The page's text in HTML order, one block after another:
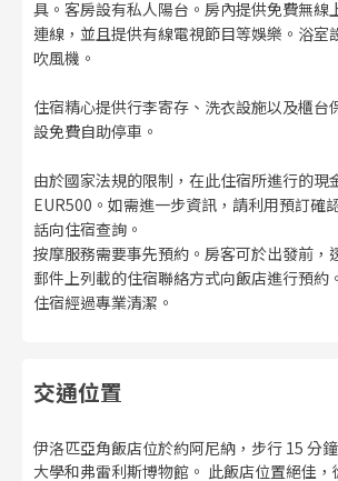
具。客房設有私人陽台。房內提供免費無線
連線，並且提供有線電視節目等娛樂。浴室
吹風機。
住宿精心提供行李寄存、洗衣設施以及櫃台
設免費自助停車。
由於國家法規的限制，在此住宿所進行的現
EUR500。如需進一步資訊，請利用預訂確
話向住宿查詢。
按摩服務需要事先預約。房客可於出發前，
郵件上列載的住宿聯絡方式向飯店進行預約。
住宿經過專業清潔。
交通位置
伊洛匹亞角飯店位於約阿尼納，步行 15 分
大學和弗雷利斯博物館。 此飯店位置絕佳，